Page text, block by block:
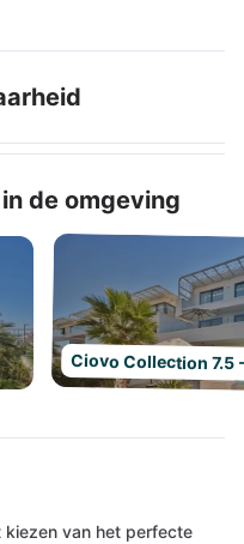
de omgeving
Ciovo Collection 7.5
van het perfecte